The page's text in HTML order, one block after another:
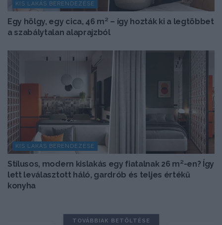
KIS LAKÁS BERENDEZÉSE
Egy hölgy, egy cica, 46 m² – így hozták ki a legtöbbet
a szabálytalan alaprajzból
KIS LAKÁS BERENDEZÉSE
Stílusos, modern kislakás egy fiatalnak 26 m²-en? Így
lett leválasztott háló, gardrób és teljes értékű
konyha
TOVÁBBIAK BETÖLTÉSE